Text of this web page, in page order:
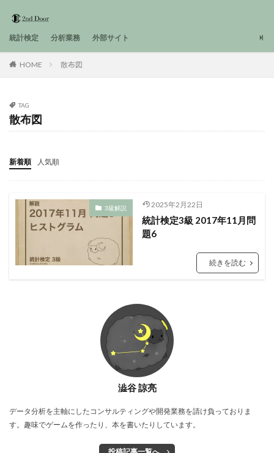
統計検定 分析業務 外部サイト
HOME 散布図
TAG
散布図
新着順 人気順
3級解説 2025年2月22日
統計検定3級 2017年11月問
題6
続きを読む
澁谷 諒亮
データ分析を主軸にしたコンサルティングや開発業務を請け負っておりま
す。趣味でゲームを作ったり、本を書いたりしています。